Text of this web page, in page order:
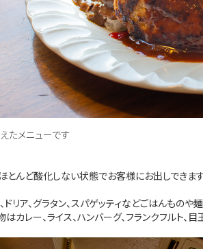
たメニューです
ど酸化しない状態でお客様にお出しできます
ドリア、グラタン、スパゲッティなどごはん
ー、ライス、ハンバーグ、フランクフルト、